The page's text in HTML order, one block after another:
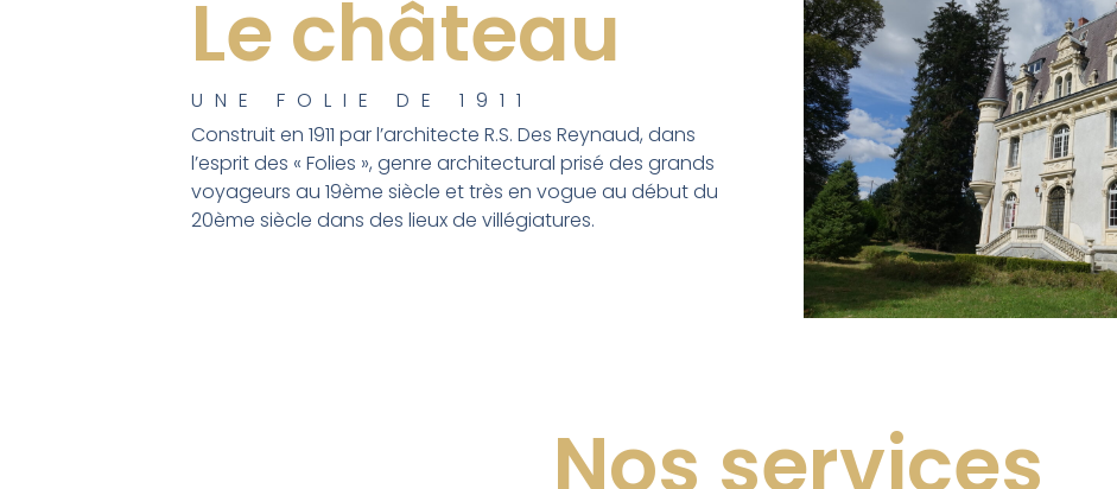
Le château
UNE FOLIE DE 1911
Construit en 1911 par l’architecte R.S. Des Reynaud, dans
l’esprit des « Folies », genre architectural prisé des grands
voyageurs au 19ème siècle et très en vogue au début du
20ème siècle dans des lieux de villégiatures.
Nos services